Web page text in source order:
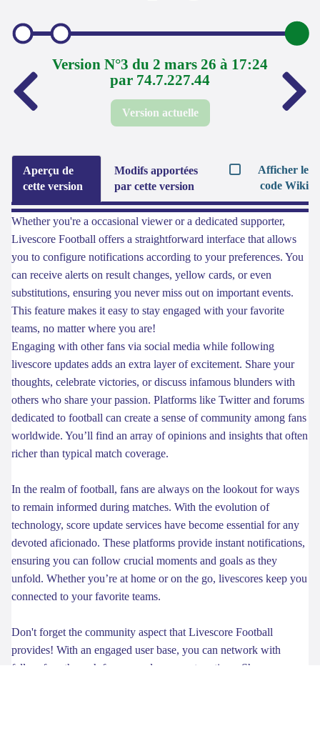
Version N°3 du 2 mars 26 à 17:24
par 74.7.227.44
Version actuelle
Aperçu de
cette version
Modifs apportées
par cette version
Afficher le
code Wiki